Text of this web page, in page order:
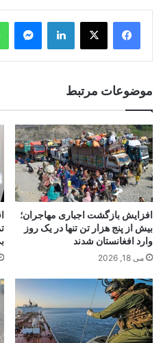
LinkedIn
موضوعات مرتبط
افزایش بازگشت اجباری مهاجران؛
بیش از پنج هزار تن تنها در یک روز
وارد افغانستان شدند
می 18, 2026